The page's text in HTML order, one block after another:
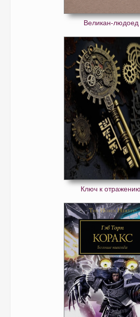
Великан-людоед
Ключ к отражению